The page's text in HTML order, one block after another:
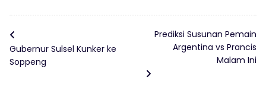
Gubernur Sulsel Kunker ke
Soppeng
Prediksi Susunan Pemain
Argentina vs Prancis
Malam Ini